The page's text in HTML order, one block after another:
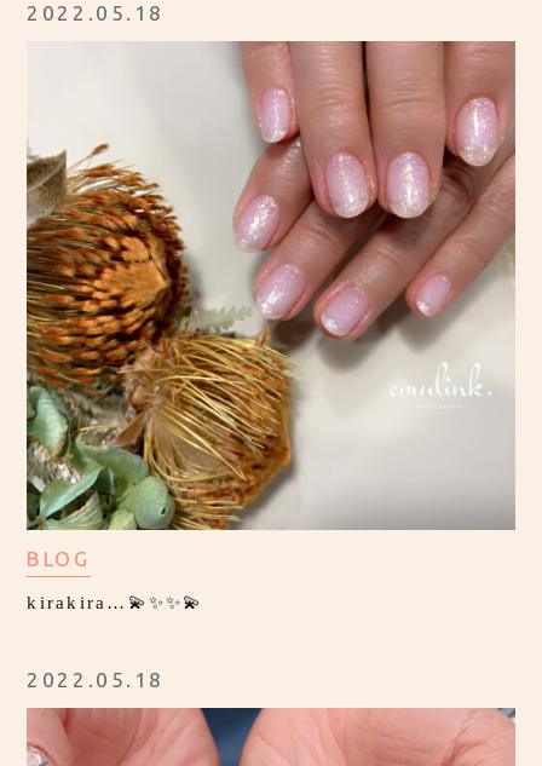
2022.05.18
BLOG
kirakira…💫✨✨💫
2022.05.18